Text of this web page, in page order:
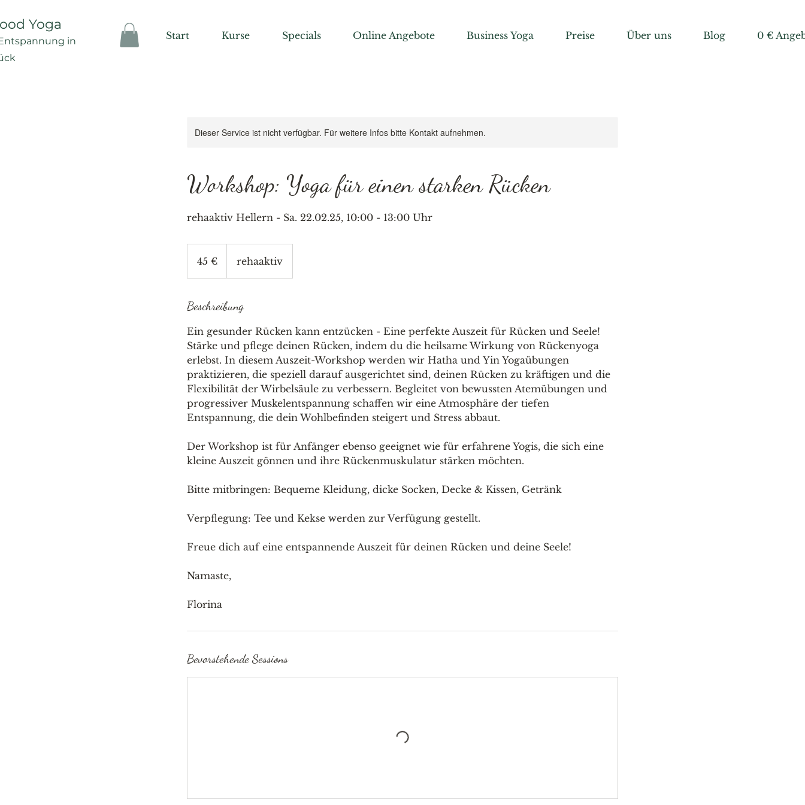
Yoga
spannung in
Start Kurse Specials Online Angebote Business Yoga Preise Über uns Blog 0 €
Dieser Service ist nicht verfügbar. Für weitere Infos bitte Kontakt aufnehmen.
Workshop: Yoga für einen starken Rücken
rehaaktiv Hellern - Sa. 22.02.25, 10:00 - 13:00 Uhr
45 € rehaaktiv
Beschreibung
Ein gesunder Rücken kann entzücken - Eine perfekte Auszeit für Rücken und Seele!
Stärke und pflege deinen Rücken, indem du die heilsame Wirkung von Rückenyoga
erlebst. In diesem Auszeit-Workshop werden wir Hatha und Yin Yogaübungen
praktizieren, die speziell darauf ausgerichtet sind, deinen Rücken zu kräftigen und die
Flexibilität der Wirbelsäule zu verbessern. Begleitet von bewussten Atemübungen und
progressiver Muskelentspannung schaffen wir eine Atmosphäre der tiefen
Entspannung, die dein Wohlbefinden steigert und Stress abbaut.
Der Workshop ist für Anfänger ebenso geeignet wie für erfahrene Yogis, die sich eine
kleine Auszeit gönnen und ihre Rückenmuskulatur stärken möchten.
​Bitte mitbringen: Bequeme Kleidung, dicke Socken, Decke & Kissen, Getränk
Verpflegung: Tee und Kekse werden zur Verfügung gestellt.
Freue dich auf eine entspannende Auszeit für deinen Rücken und deine Seele!
Namaste,
Florina
Bevorstehende Sessions